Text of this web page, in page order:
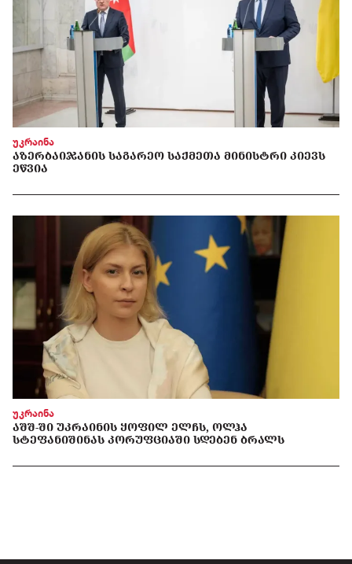
უკრაინა
ᲐᲖᲔᲠᲑᲐᲘᲯᲐᲜᲘᲡ ᲡᲐᲒᲐᲠᲔᲝ ᲡᲐᲥᲛᲔᲗᲐ ᲛᲘᲜᲘᲡᲢᲠᲘ ᲙᲘᲔᲕᲡ
ᲔᲬᲕᲘᲐ
უკრაინა
ᲐᲨᲨ-ᲨᲘ ᲣᲙᲠᲐᲘᲜᲘᲡ ᲧᲝᲤᲘᲚ ᲔᲚᲩᲡ, ᲝᲚᲰᲐ
ᲡᲢᲔᲤᲐᲜᲘᲨᲘᲜᲐᲡ ᲙᲝᲠᲣᲤᲪᲘᲐᲨᲘ ᲡᲓᲔᲑᲔᲜ ᲑᲠᲐᲚᲡ